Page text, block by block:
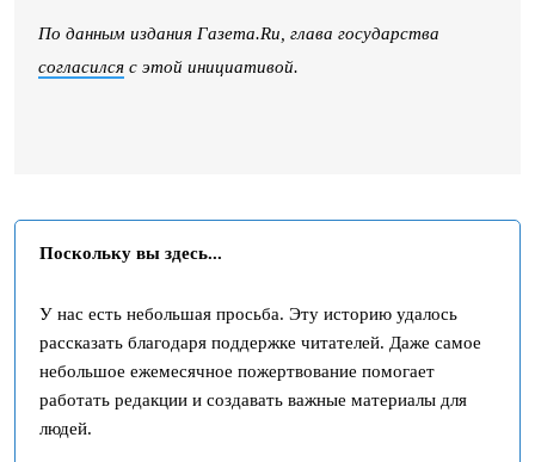
По данным издания Газета.Ru, глава государства
согласился с этой инициативой.
Поскольку вы здесь...
У нас есть небольшая просьба. Эту историю удалось
рассказать благодаря поддержке читателей. Даже самое
небольшое ежемесячное пожертвование помогает
работать редакции и создавать важные материалы для
людей.